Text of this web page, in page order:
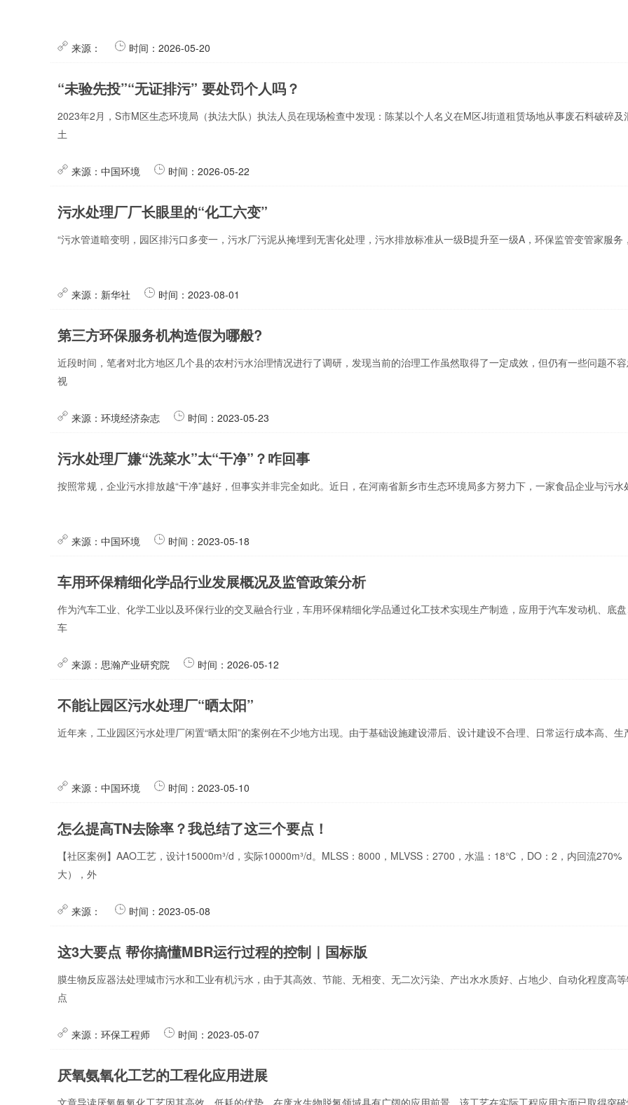
来源： 时间：2026-05-20
“未验先投”“无证排污” 要处罚个人吗？
2023年2月，S市M区生态环境局（执法大队）执法人员在现场检查中发现：陈某以个人名义在M区J街道租赁场地从事废石料破碎及
土
来源：中国环境 时间：2026-05-22
污水处理厂厂长眼里的“化工六变”
“污水管道暗变明，园区排污口多变一，污水厂污泥从掩埋到无害化处理，污水排放标准从一级B提升至一级A，环保监管变管家服务
来源：新华社 时间：2023-08-01
第三方环保服务机构造假为哪般?
近段时间，笔者对北方地区几个县的农村污水治理情况进行了调研，发现当前的治理工作虽然取得了一定成效，但仍有一些问题不
视
来源：环境经济杂志 时间：2023-05-23
污水处理厂嫌“洗菜水”太“干净”？咋回事
按照常规，企业污水排放越“干净”越好，但事实并非完全如此。近日，在河南省新乡市生态环境局多方努力下，一家食品企业与污水
来源：中国环境 时间：2023-05-18
车用环保精细化学品行业发展概况及监管政策分析
作为汽车工业、化学工业以及环保行业的交叉融合行业，车用环保精细化学品通过化工技术实现生产制造，应用于汽车发动机、底
车
来源：思瀚产业研究院 时间：2026-05-12
不能让园区污水处理厂“晒太阳”
近年来，工业园区污水处理厂闲置“晒太阳”的案例在不少地方出现。由于基础设施建设滞后、设计建设不合理、日常运行成本高、生
来源：中国环境 时间：2023-05-10
怎么提高TN去除率？我总结了这三个要点！
【社区案例】AAO工艺，设计15000m³/d，实际10000m³/d。MLSS：8000，MLVSS：2700，水温：18℃，DO：2，内回流270%
大），外
来源： 时间：2023-05-08
这3大要点 帮你搞懂MBR运行过程的控制｜国标版
膜生物反应器法处理城市污水和工业有机污水，由于其高效、节能、无相变、无二次污染、产出水水质好、占地少、自动化程度高
点
来源：环保工程师 时间：2023-05-07
厌氧氨氧化工艺的工程化应用进展
文章导读厌氧氨氧化工艺因其高效、低耗的优势，在废水生物脱氮领域具有广阔的应用前景。该工艺在实际工程应用方面已取得突